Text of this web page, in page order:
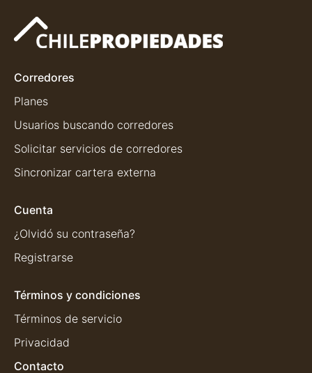
Corredores
Planes
Usuarios buscando corredores
Solicitar servicios de corredores
Sincronizar cartera externa
Cuenta
¿Olvidó su contraseña?
Registrarse
Términos y condiciones
Términos de servicio
Privacidad
Contacto